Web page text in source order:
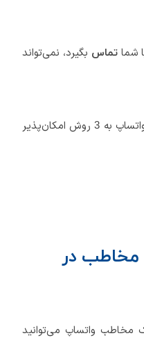
شما تماسبگیرد، نمی‌تواند
بلاک (مسدود) کردن اشخاص در واتساپ به 3 روش امکان‌پذیر
مخاطب در
مخاطب واتساپ می‌توانید